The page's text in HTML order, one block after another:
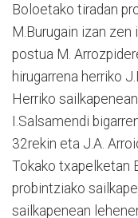
Boloetako tiradan
M.Burugain izan
postua M.
hirugarrena herriko
Herriko
I.Salsamendi
32rekin eta J.A.
Tokako txapelketan
probintziako
sailkapenean